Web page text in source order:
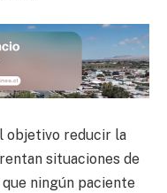
objetivo reducir la
situaciones de
ningún paciente